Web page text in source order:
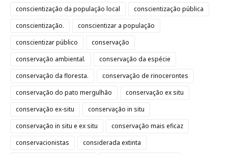
conscientização da população local
conscientização pública
conscientização.
conscientizar a população
conscientizar público
conservação
conservação ambiental.
conservação da espécie
conservação da floresta.
conservação de rinocerontes
conservação do pato mergulhão
conservação ex situ
conservação ex-situ
conservação in situ
conservação in situ e ex situ
conservação mais eficaz
conservacionistas
considerada extinta